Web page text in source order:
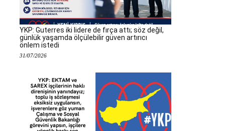
YKP: Guterres iki lidere de fırça attı; söz değil,
günlük yaşamda ölçülebilir güven artırıcı
önlem istedi
31/07/2026